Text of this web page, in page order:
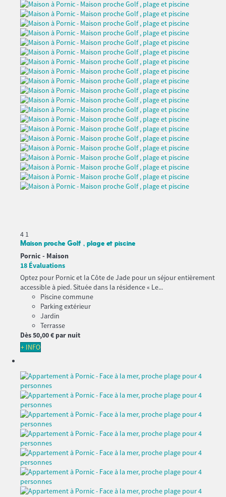
4 1
Maison proche Golf , plage et piscine
Pornic - Maison
18 Évaluations
Optez pour Pornic et la Côte de Jade pour un séjour entièrement
accessible à pied. Située dans la résidence « Le...
Piscine commune
Parking extérieur
Jardin
Terrasse
Dès50,00 € par nuit
+ INFO